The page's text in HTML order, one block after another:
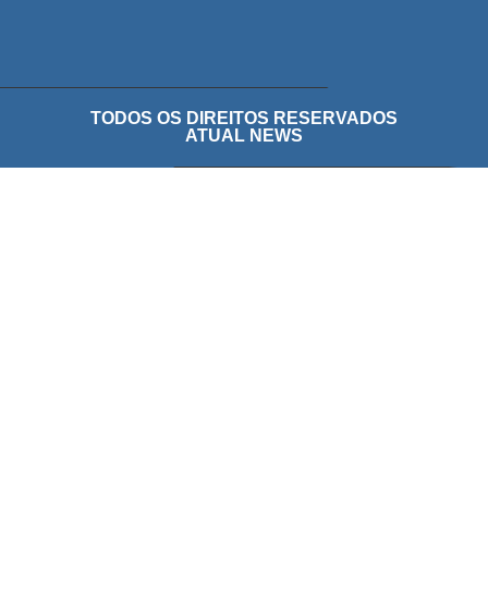
TODOS OS DIREITOS RESERVADOS
ATUAL NEWS